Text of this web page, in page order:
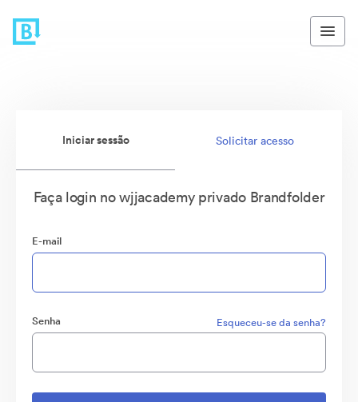
Iniciar sessão Solicitar acesso
Faça login no wjjacademy privado Brandfolder
E-mail
Senha Esqueceu-se da senha?